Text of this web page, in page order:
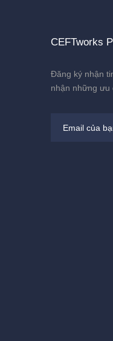
CEFTworks
Đăng ký nhận
nhận những ưu